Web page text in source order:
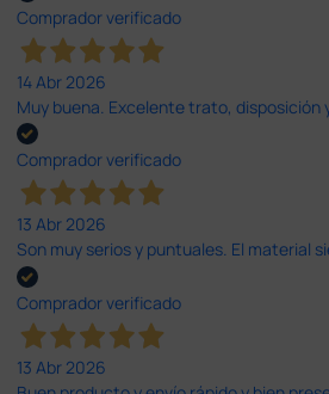
Comprador verificado
14 Abr 2026
Muy buena. Excelente trato, disposición
Comprador verificado
13 Abr 2026
Son muy serios y puntuales. El material
Comprador verificado
13 Abr 2026